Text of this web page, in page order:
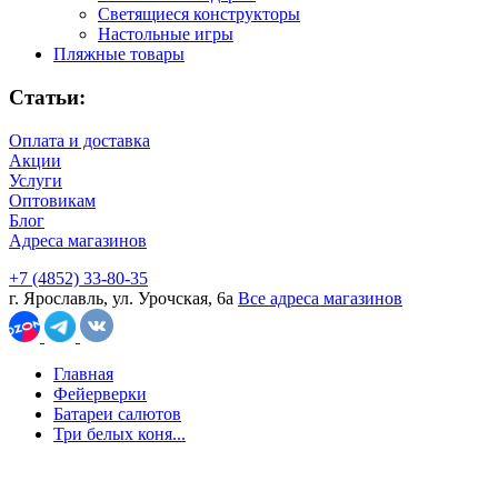
Светящиеся конструкторы
Настольные игры
Пляжные товары
Статьи:
Оплата и доставка
Акции
Услуги
Оптовикам
Блог
Адреса магазинов
+7 (4852) 33-80-35
г. Ярославль, ул. Урочская, 6а Все адреса магазинов
Главная
Фейерверки
Батареи салютов
Три белых коня...